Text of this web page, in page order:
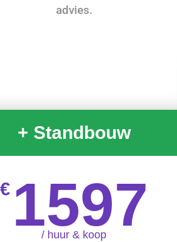
advies.
+ Standbouw
€ 1597
/ huur & koop